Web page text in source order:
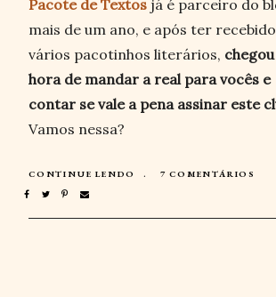
Pacote de Textos já é parceiro do
mais de um ano, e após ter recebido
vários pacotinhos literários,
hora de mandar a real para vocês e
contar se vale a pena assinar este
Vamos nessa?
CONTINUE LENDO 7 COMENTÁRIOS